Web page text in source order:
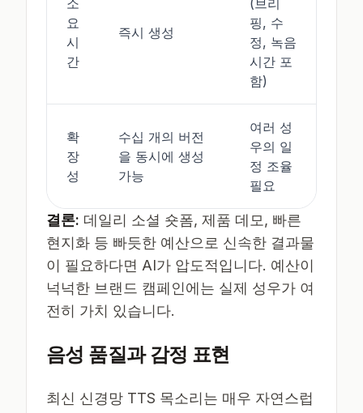
소
요
시
간
즉시 생성
(브리
핑, 수
정, 녹음
시간 포
함)
확
장
성
수십 개의 버전
을 동시에 생성
가능
여러 성
우의 일
정 조율
필요
결론: 데일리 소셜 숏폼, 제품 데모, 빠른
현지화 등 빠듯한 예산으로 신속한 결과물
이 필요하다면 AI가 압도적입니다. 예산이
넉넉한 브랜드 캠페인에는 실제 성우가 여
전히 가치 있습니다.
음성 품질과 감정 표현
최신 신경망 TTS 목소리는 매우 자연스럽